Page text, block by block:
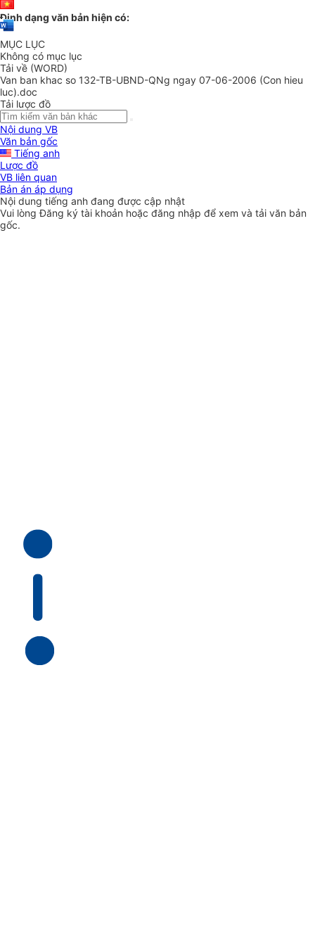
Định dạng văn bản hiện có:
MỤC LỤC
Không có mục lục
Tải về (WORD)
Van ban khac so 132-TB-UBND-QNg ngay 07-06-2006 (Con hieu
luc).doc
Tải lược đồ
Nội dung VB
Văn bản gốc
Tiếng anh
Lược đồ
VB liên quan
Bản án áp dụng
Nội dung tiếng anh đang được cập nhật
Vui lòngĐăng ký tài khoản hoặc đăng nhập để xem và tải văn bản
gốc.